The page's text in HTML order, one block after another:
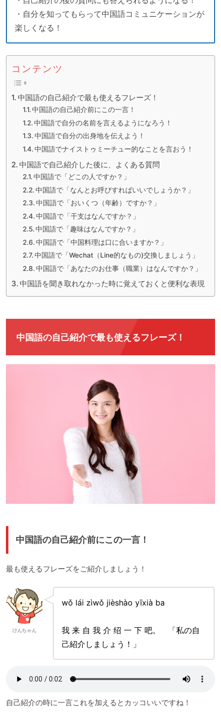
・自分を知ってもらって中国語コミュニケーションが
楽しくなる！
コンテンツ
中国語の自己紹介で最も使えるフレーズ！
中国語の自己紹介前にこの一言！
中国語で自分の名前を言えるようになろう！
中国語で自分の出身地を伝えよう！
中国語でナイストゥミーチュー的なことを言おう！
中国語で自己紹介した後に、よくある質問
中国語で「どこの人ですか？」
中国語で「なんとお呼びすればいいでしょうか？」
中国語で「おいくつ（年齢）ですか？」
中国語で「干支はなんですか？」
中国語で「趣味はなんですか？」
中国語で「中国料理は口に合いますか？」
中国語で「Wechat（Line的なもの)交換しましょう」
中国語で「あなたのお仕事（職業）はなんですか？」
中国語を聞き取れなかった時に覚えておくと便利な表現
中国語の自己紹介で最も使えるフレーズ！
中国語の自己紹介前にこの一言！
最も使えるフレーズをご紹介しましょう！
けんちゃん
wǒ lái zìwǒ jièshào yīxià ba
我 来 自 我 介 绍 一 下 吧。 「私の自
己紹介しましょう！」
自己紹介の時に一言これを加えるとカッコいいですね！